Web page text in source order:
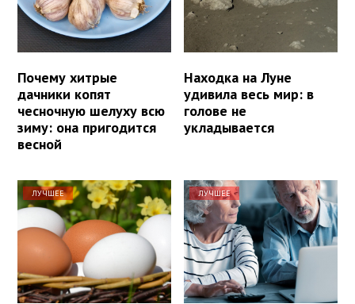
Почему хитрые
дачники копят
чесночную шелуху всю
зиму: она пригодится
весной
Находка на Луне
удивила весь мир: в
голове не
укладывается
ЛУЧШЕЕ ЛУЧШЕЕ